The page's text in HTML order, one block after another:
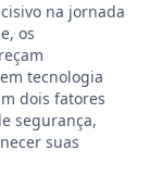
na jornada
os
tecnologia
dois fatores
segurança,
suas